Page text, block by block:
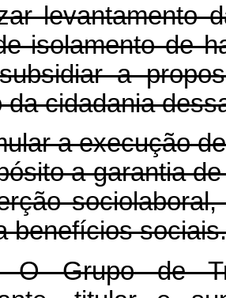
levantamento
isolamento de
a
da cidadania
a execução
a garantia
benefícios sociais.
O Grupo de